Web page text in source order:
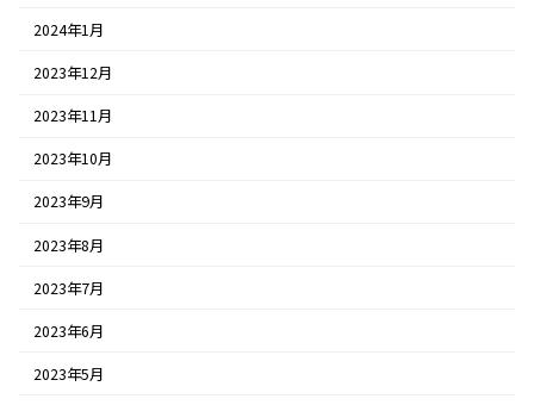
2024年1月
2023年12月
2023年11月
2023年10月
2023年9月
2023年8月
2023年7月
2023年6月
2023年5月